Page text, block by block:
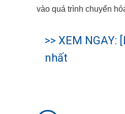
vào quá trình chuyển
>> XEM NGAY:
nhất